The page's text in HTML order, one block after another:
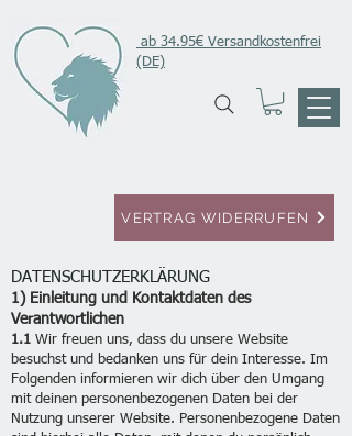
ab 34.95€ Versandkostenfrei
(DE)
VERTRAG WIDERRUFEN
DATENSCHUTZERKLÄRUNG
1) Einleitung und Kontaktdaten des
Verantwortlichen
1.1 Wir freuen uns, dass du unsere Website
besuchst und bedanken uns für dein Interesse. Im
Folgenden informieren wir dich über den Umgang
mit deinen personenbezogenen Daten bei der
Nutzung unserer Website. Personenbezogene Daten